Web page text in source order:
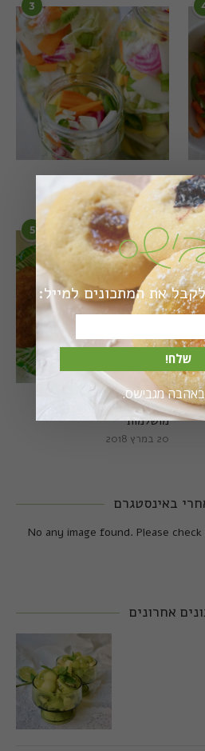
3
חמוצים מהירים
1 באוגוסט 2022
5
קציצות כרישה טבעוניות
מושלמות
20 במרץ 2018
באינסטגרם
No any image found. Please
אחרונים
את המתכונים למייל:
שלח!
מגבישס.